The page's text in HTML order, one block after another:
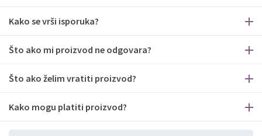
Kako se vrši isporuka?
Što ako mi proizvod ne odgovara?
Što ako želim vratiti proizvod?
Kako mogu platiti proizvod?